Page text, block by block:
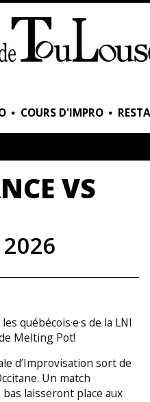
COURS D'IMPRO
VS
2026
québécois·e·s de la LNI
Melting Pot!
d’Improvisation sort de
Un match
laisseront place aux